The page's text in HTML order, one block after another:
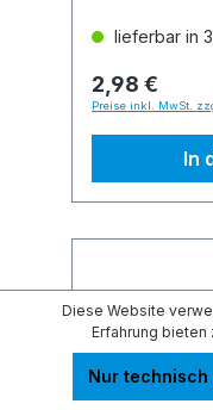
lieferbar in
2,98 €
Preise inkl. MwSt.
In
Diese Website
Erfahrung bieten
Nur technisch